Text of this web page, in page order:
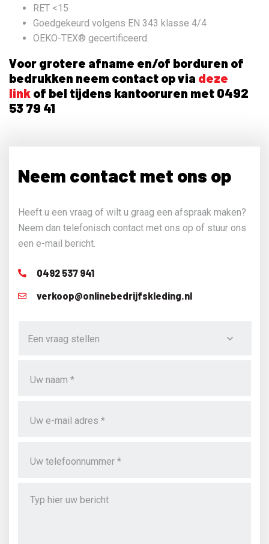
RET <15
Goedgekeurd volgens EN 343 klasse 4/4
OEKO-TEX® gecertificeerd.
Voor grotere afname en/of borduren of
bedrukken neem contact op via deze
link of bel tijdens kantooruren met 0492
53 79 41
Neem contact met ons op
Heeft u een vraag of wilt u graag een afspraak maken?
Neem dan telefonisch contact met ons op of stuur ons
een e-mail bericht.
0492 537 941
verkoop@onlinebedrijfskleding.nl